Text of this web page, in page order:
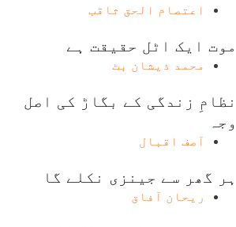
اعتصام الحق ثاقب
موت ایک اٹل حقیقت ہے
محمد ذیشان بٹ
نظامِ زندگی کے بگاڑ کی اصل
وجہ
آصف اقبال
ہر گھر سے جینزی نکلے گا
ریحان آفاق